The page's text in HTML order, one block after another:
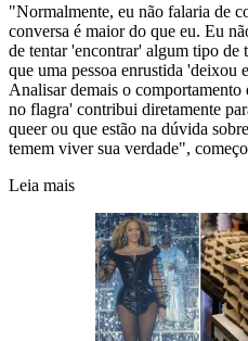
"Normalmente, eu não falaria de
conversa é maior do que eu. Eu
de tentar 'encontrar' algum tipo
que uma pessoa enrustida 'deixou
Analisar demais o comportamento
no flagra' contribui diretamente
queer ou que estão na dúvida
temem viver sua verdade",
Leia mais